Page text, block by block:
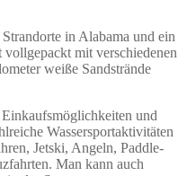
in Alabama und ein
mit verschiedenen
weiße Sandstrände
und
Wassersportaktivitäten
Jetski, Angeln, Paddle-
Man kann auch